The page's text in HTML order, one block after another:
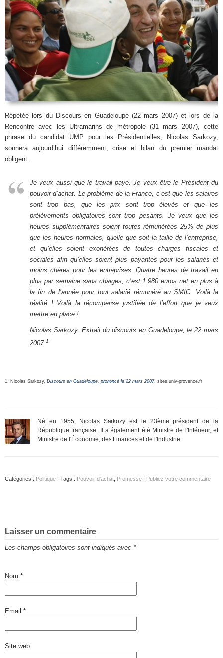
Répétée lors du Discours en Guadeloupe (22 mars 2007) et lors de la
Rencontre avec les Ultramarins de métropole (31 mars 2007), cette
phrase du candidat UMP pour les Présidentielles, Nicolas Sarkozy,
sonnera aujourd’hui différemment, crise et bilan du premier mandat
obligent.
Je veux aussi que le travail paye. Je veux être le Président du
pouvoir d’achat. Le problème de la France, c’est que les salaires
sont trop bas, que les prix sont trop élevés et que les
prélèvements obligatoires sont trop pesants. Je veux que les
heures supplémentaires soient toutes rémunérées 25% de plus
que les heures normales, quelle que soit la taille de l’entreprise,
et qu’elles soient exonérées de toutes charges fiscales et
sociales afin qu’elles soient plus payantes pour les salariés et
moins chères pour les entreprises. Quatre heures de travail en
plus par semaine sans charges, c’est 1.980 euros net en plus à
la fin de l’année pour tout salarié rémunéré au SMIC. Voilà la
réalité ! Voilà la récompense justifiée de l’effort que je veux
mettre en place !
Nicolas Sarkozy, Extrait du discours en Guadeloupe, le 22 mars
2007 1
1. Nicolas Sarkozy, Discours en Guadeloupe, prononcé le 22 mars 2007, sites.univ-provence.fr
Né en 1955, Nicolas Sarkozy est le 23ème président de la
République française. Il a également été Ministre de l'Intérieur, et
Ministre de l'Économie, des Finances et de l'Industrie.
Catégories : Politique | Tags : Pouvoir d'achat Promesse Publiez votre commentaire
Laisser un commentaire
Les champs obligatoires sont indiqués avec *
Nom *
Email *
Site web